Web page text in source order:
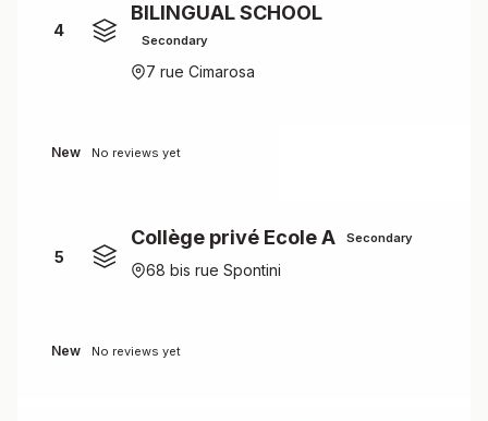
4
BILINGUAL SCHOOL
Secondary
7 rue Cimarosa
New No reviews yet
5
Collège privé Ecole A Secondary
68 bis rue Spontini
New No reviews yet